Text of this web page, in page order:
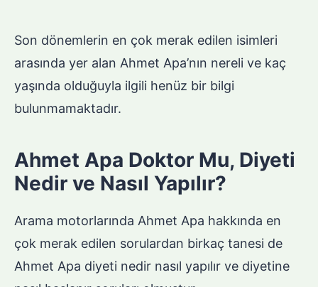
Son dönemlerin en çok merak edilen isimleri
arasında yer alan Ahmet Apa’nın nereli ve kaç
yaşında olduğuyla ilgili henüz bir bilgi
bulunmamaktadır.
Ahmet Apa Doktor Mu, Diyeti
Nedir ve Nasıl Yapılır?
Arama motorlarında Ahmet Apa hakkında en
çok merak edilen sorulardan birkaç tanesi de
Ahmet Apa diyeti nedir nasıl yapılır ve diyetine